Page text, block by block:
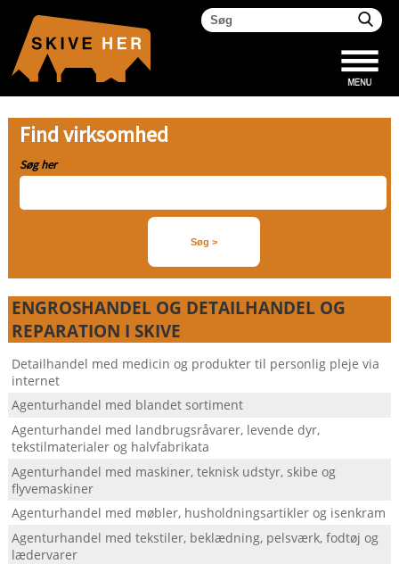
Find virksomhed
Søg her
ENGROSHANDEL OG DETAILHANDEL OG
REPARATION I SKIVE
Detailhandel med medicin og produkter til personlig pleje via
internet
Agenturhandel med blandet sortiment
Agenturhandel med landbrugsråvarer, levende dyr,
tekstilmaterialer og halvfabrikata
Agenturhandel med maskiner, teknisk udstyr, skibe og
flyvemaskiner
Agenturhandel med møbler, husholdningsartikler og isenkram
Agenturhandel med tekstiler, beklædning, pelsværk, fodtøj og
lædervarer